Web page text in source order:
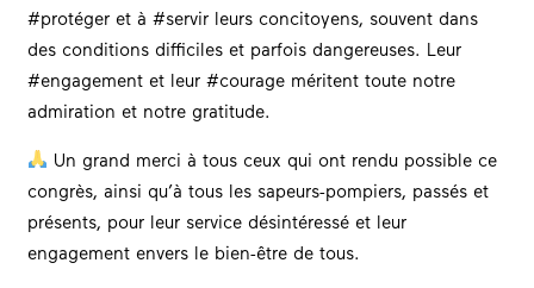
#protéger et à #servir leurs concitoyens, souvent dans
des conditions difficiles et parfois dangereuses. Leur
#engagement et leur #courage méritent toute notre
admiration et notre gratitude.
Un grand merci à tous ceux qui ont rendu possible ce
congrès, ainsi qu’à tous les sapeurs-pompiers, passés et
présents, pour leur service désintéressé et leur
engagement envers le bien-être de tous.